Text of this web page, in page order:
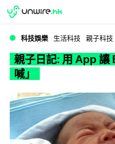
親子日記: 用 App
WWDC 2026
科技娛樂 生活科技 親子科技
親子日記: 用 App 讓
喊」